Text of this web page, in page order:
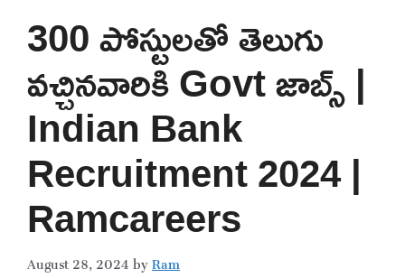
300 పోస్టులతో తెలుగు
వచ్చినవారికి Govt జాబ్స్ |
Indian Bank
Recruitment 2024 |
Ramcareers
August 28, 2024byRam